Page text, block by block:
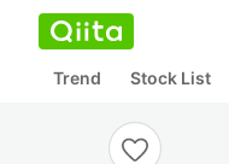
Trend Stock List